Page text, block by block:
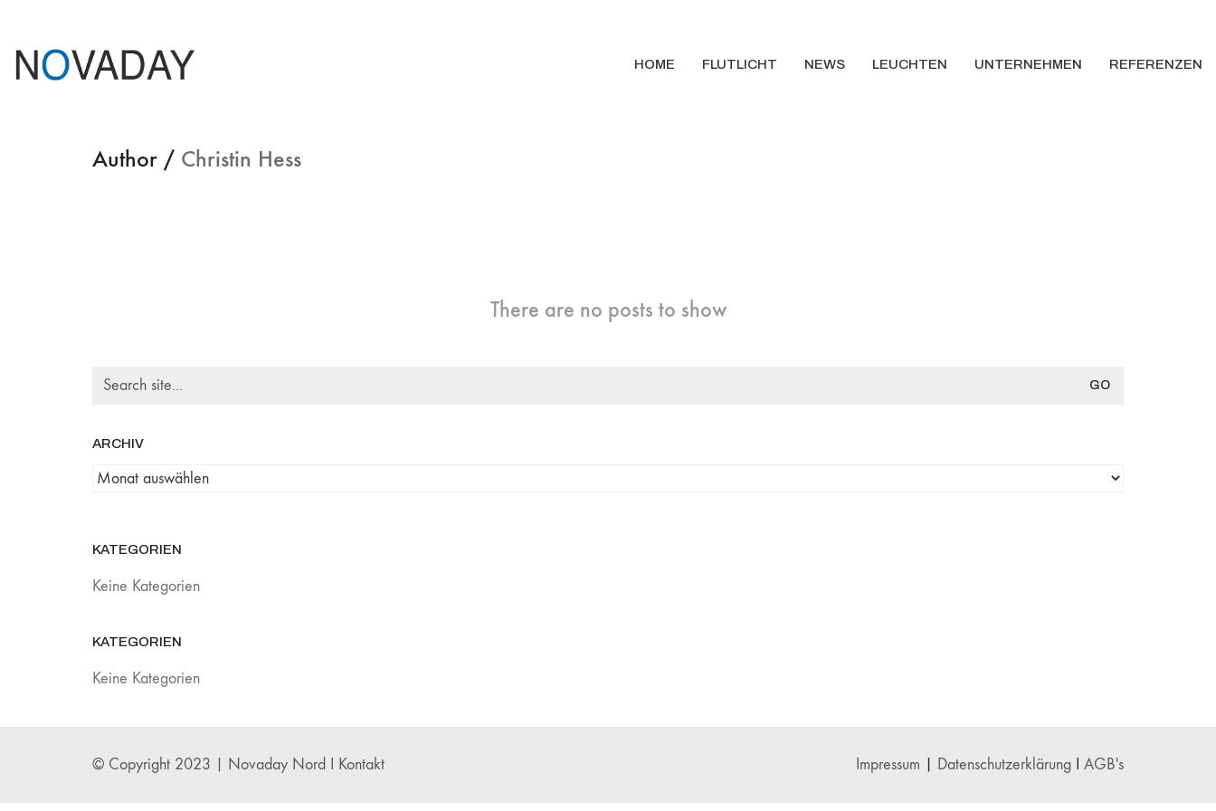
HOME FLUTLICHT NEWS LEUCHTEN UNTERNEHMEN REFERENZEN
Author / Christin Hess
There are no posts to show
Search
ARCHIV
Archiv
KATEGORIEN
Keine Kategorien
KATEGORIEN
Keine Kategorien
Impressum | Datenschutzerklärung I AGB's
© Copyright 2023 | Novaday Nord I Kontakt